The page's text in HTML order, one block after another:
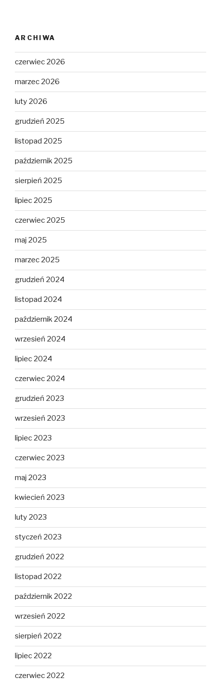
ARCHIWA
czerwiec 2026
marzec 2026
luty 2026
grudzień 2025
listopad 2025
październik 2025
sierpień 2025
lipiec 2025
czerwiec 2025
maj 2025
marzec 2025
grudzień 2024
listopad 2024
październik 2024
wrzesień 2024
lipiec 2024
czerwiec 2024
grudzień 2023
wrzesień 2023
lipiec 2023
czerwiec 2023
maj 2023
kwiecień 2023
luty 2023
styczeń 2023
grudzień 2022
listopad 2022
październik 2022
wrzesień 2022
sierpień 2022
lipiec 2022
czerwiec 2022